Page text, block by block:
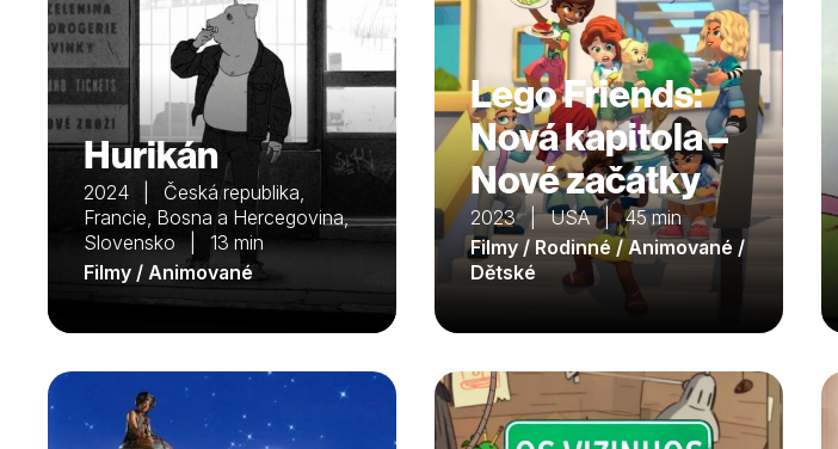
Hurikán
2024 | Česká republika,
Francie, Bosna a Hercegovina,
Slovensko | 13 min
Filmy / Animované
Lego Friends:
Nová kapitola –
Nové začátky
2023 | USA | 45 min
Filmy / Rodinné / Animované /
Dětské